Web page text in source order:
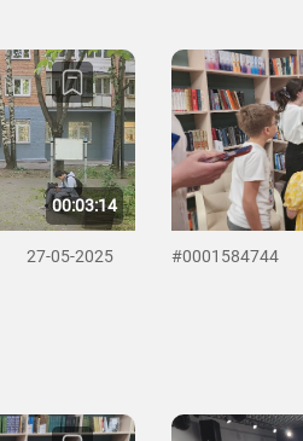
00:03:14
27-05-2025 #0001584744